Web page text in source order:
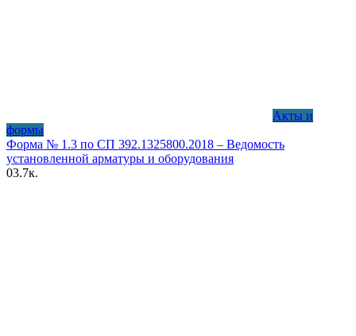
Акты и
формы
Форма № 1.3 по СП 392.1325800.2018 – Ведомость
установленной арматуры и оборудования
03.7к.